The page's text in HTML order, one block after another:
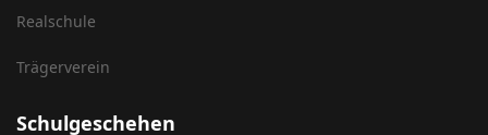
Realschule
Trägerverein
Schulgeschehen